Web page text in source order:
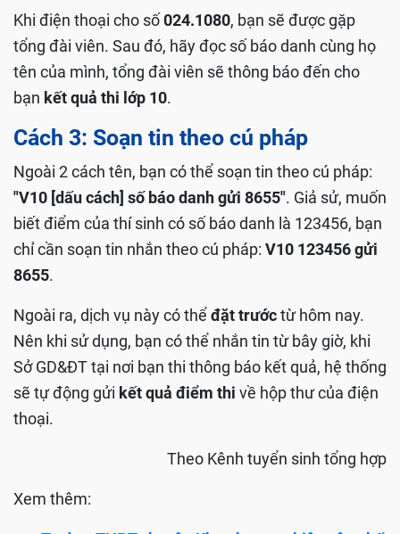
Khi điện thoại cho số024.1080, bạn sẽ được gặp
tổng đài viên. Sau đó, hãy đọc số báo danh cùng họ
tên của mình, tổng đài viên sẽ thông báo đến cho
bạn kết quả thi lớp 10.
Cách 3: Soạn tin theo cú pháp
Ngoài 2 cách tên, bạn có thể soạn tin theo cú pháp:
"V10 [dấu cách] số báo danh gửi 8655". Giả sử, muốn
biết điểm của thí sinh có số báo danh là 123456, bạn
chỉ cần soạn tin nhắn theo cú pháp: V10 123456 gửi
8655.
Ngoài ra, dịch vụ này có thể đặt trướctừ hôm nay.
Nên khi sử dụng, bạn có thể nhắn tin từ bây giờ, khi
Sở GD&ĐT tại nơi bạn thi thông báo kết quả, hệ thống
sẽ tự động gửi kết quả điểm thi về hộp thư của điện
thoại.
Theo Kênh tuyển sinh tổng hợp
Xem thêm: